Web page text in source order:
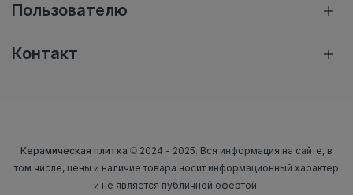
Пользователю
Контакт
Керамическая плитка © 2024 - 2025. Вся информация на сайте, в
том числе, цены и наличие товара носит информационный характер
и не является публичной офертой.